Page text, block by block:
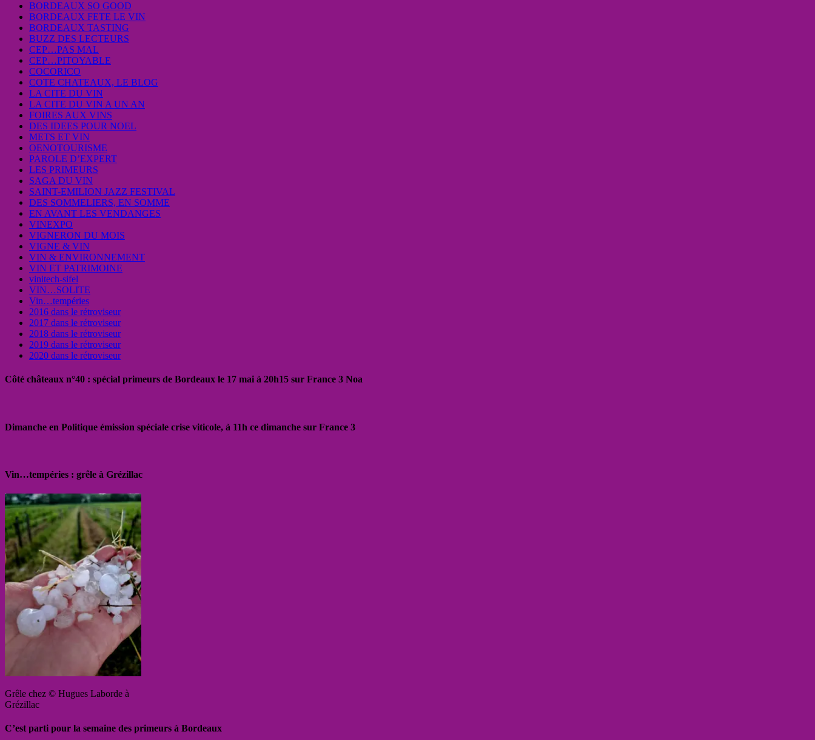
BORDEAUX SO GOOD
BORDEAUX FETE LE VIN
BORDEAUX TASTING
BUZZ DES LECTEURS
CEP…PAS MAL
CEP…PITOYABLE
COCORICO
COTE CHATEAUX, LE BLOG
LA CITE DU VIN
LA CITE DU VIN A UN AN
FOIRES AUX VINS
DES IDEES POUR NOEL
METS ET VIN
OENOTOURISME
PAROLE D’EXPERT
LES PRIMEURS
SAGA DU VIN
SAINT-EMILION JAZZ FESTIVAL
DES SOMMELIERS, EN SOMME
EN AVANT LES VENDANGES
VINEXPO
VIGNERON DU MOIS
VIGNE & VIN
VIN & ENVIRONNEMENT
VIN ET PATRIMOINE
vinitech-sifel
VIN…SOLITE
Vin…tempéries
2016 dans le rétroviseur
2017 dans le rétroviseur
2018 dans le rétroviseur
2019 dans le rétroviseur
2020 dans le rétroviseur
Côté châteaux n°40 : spécial primeurs de Bordeaux le 17 mai à 20h15 sur France 3 Noa
Dimanche en Politique émission spéciale crise viticole, à 11h ce dimanche sur France 3
Vin…tempéries : grêle à Grézillac
Grêle chez © Hugues Laborde à
Grézillac
C’est parti pour la semaine des primeurs à Bordeaux